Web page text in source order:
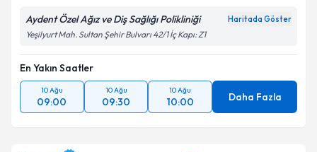
Aydent Özel Ağız ve Diş Sağlığı Polikliniği Haritada Göster
Yeşilyurt Mah. Sultan Şehir Bulvarı 42/1 İç Kapı: Z1
En Yakın Saatler
10 Ağu
09:00
10 Ağu
09:30
10 Ağu
10:00 Daha Fazla